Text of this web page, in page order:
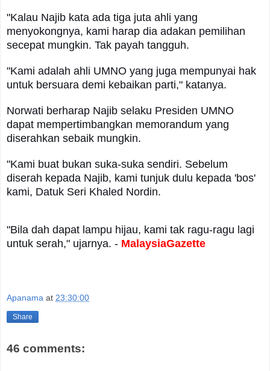
"Kalau Najib kata ada tiga juta ahli yang
menyokongnya, kami harap dia adakan pemilihan
secepat mungkin. Tak payah tangguh.
"Kami adalah ahli UMNO yang juga mempunyai hak
untuk bersuara demi kebaikan parti," katanya.
Norwati berharap Najib selaku Presiden UMNO
dapat mempertimbangkan memorandum yang
diserahkan sebaik mungkin.
"Kami buat bukan suka-suka sendiri. Sebelum
diserah kepada Najib, kami tunjuk dulu kepada 'bos'
kami, Datuk Seri Khaled Nordin.
"Bila dah dapat lampu hijau, kami tak ragu-ragu lagi
untuk serah," ujarnya. - MalaysiaGazette
Apanama at 23:30:00
Share
46 comments: